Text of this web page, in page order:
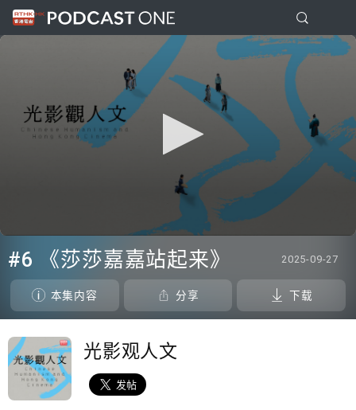
seconds
of
seconds
#6 《莎莎嘉嘉站起来》 2025-09-27
本集内容 分享 下载
光影观人文